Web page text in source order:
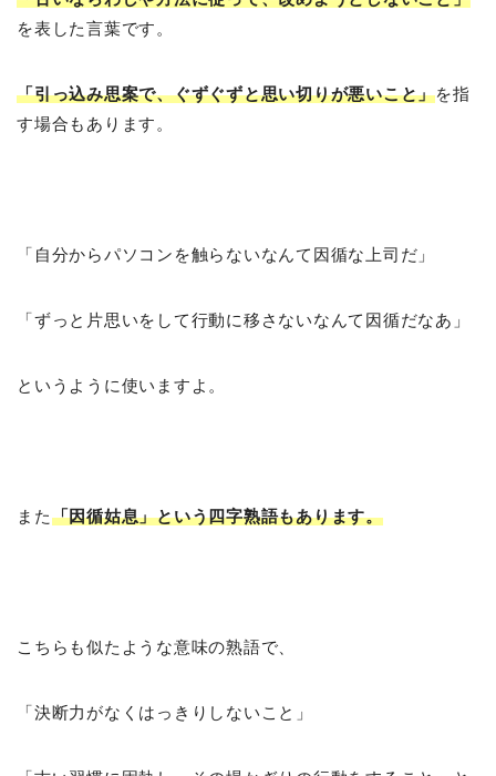
を表した言葉です。
「引っ込み思案で、ぐずぐずと思い切りが悪いこと」を指
す場合もあります。
「自分からパソコンを触らないなんて因循な上司だ」
「ずっと片思いをして行動に移さないなんて因循だなあ」
というように使いますよ。
また「因循姑息」という四字熟語もあります。
こちらも似たような意味の熟語で、
「決断力がなくはっきりしないこと」